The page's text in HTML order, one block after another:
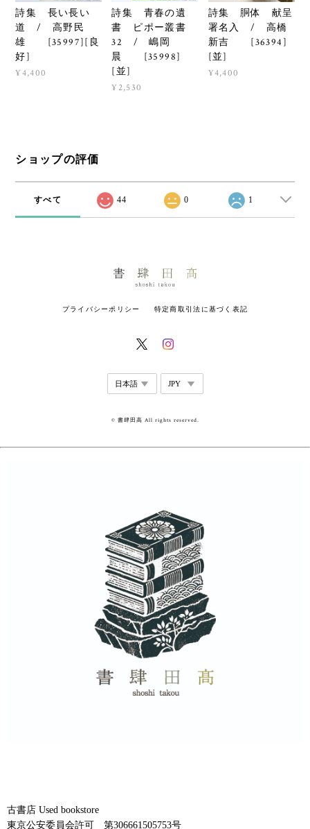
詩集 長い長い
道 / 高野民
雄 [35997][良
好]
¥4,400
詩集 青春の遺
書 ピポー叢書
32 / 嶋岡
晨 [35998]
[並]
¥2,530
詩集 胴体 献呈
署名入 / 高橋
新吉 [36394]
[並]
¥4,400
ショップの評価
すべて 44 0 1
プライバシーポリシー 特定商取引法に基づく表記
© 書肆田高 All rights reserved.
古書店 Used bookstore
東京公安委員会許可 第306661505753号